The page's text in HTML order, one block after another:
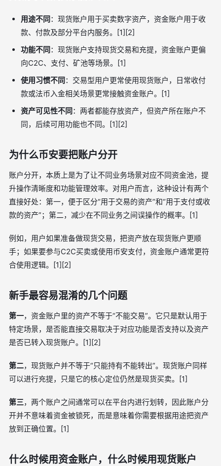
用途不同：现货账户用于买卖数字资产，资金账户用于收
款、付款及部分平台内服务。[1][2]
功能不同：现货账户支持现货交易和充提，资金账户更偏
向C2C、支付、矿池等场景。[1]
使用习惯不同：交易型用户更常使用现货账户，日常收付
款或法币入金相关场景更常接触资金账户。[1]
资产可见性不同：两者都能存放资产，但资产所在账户不
同，后续可用功能也不同。[1][2]
为什么币安要把账户分开
账户分开，本质上是为了让不同业务场景对应不同资金池，提
升操作清晰度和功能管理效率。对用户而言，这种设计有两个
直接好处：第一，便于区分“用于交易的资产”和“用于支付或收
款的资产”；第二，减少在不同业务之间误操作的概率。[1]
例如，用户如果准备做现货交易，把资产放在现货账户更顺
手；如果要参与C2C买卖或使用币安支付，资金账户通常更符
合使用逻辑。[1][2]
新手最容易混淆的几个问题
第一，资金账户里的资产不等于“不能交易”。它只是默认用于
特定场景，是否能直接交易取决于对应功能是否支持以及资产
是否已转入现货账户。[1][2]
第二，现货账户并不等于“只能持有不能转出”。现货账户同样
可以进行充提，只是它的核心定位仍然是现货买卖。[1]
第三，两个账户之间通常可以在平台内进行划转，因此账户分
开并不意味着资金被锁死，而是意味着你需要根据用途把资产
放到正确位置。[1]
什么时候用资金账户，什么时候用现货账户